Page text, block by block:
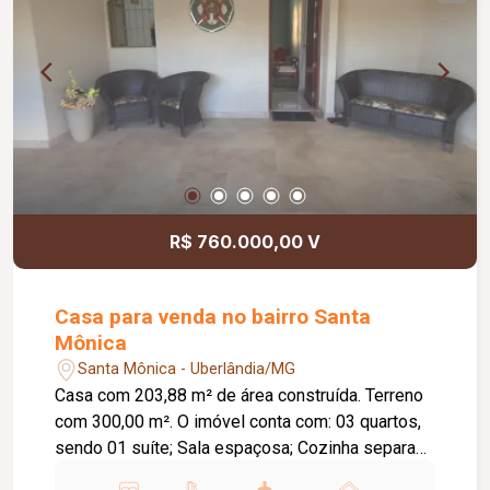
R$ 760.000,00 V
Casa para venda no bairro Santa
Mônica
Santa Mônica - Uberlândia/MG
Casa com 203,88 m² de área construída. Terreno
com 300,00 m². O imóvel conta com: 03 quartos,
sendo 01 suíte; Sala espaçosa; Cozinha separada